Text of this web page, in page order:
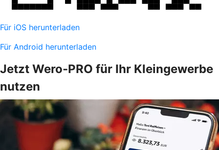
Für iOS herunterladen
Für Android herunterladen
Jetzt Wero-PRO für Ihr Kleingewerbe
nutzen